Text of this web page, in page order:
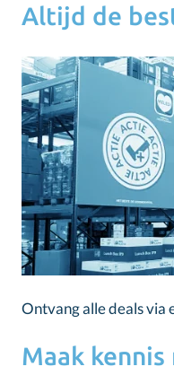
Altijd de
Ontvang alle deals via
Maak kennis